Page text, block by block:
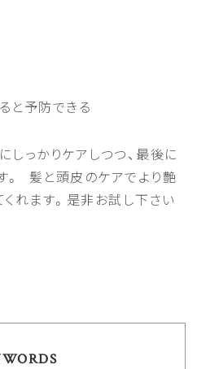
と予防できる
っかりケアしつつ、最後に
髪と頭皮のケアでより艶
れます。是非お試し下さい